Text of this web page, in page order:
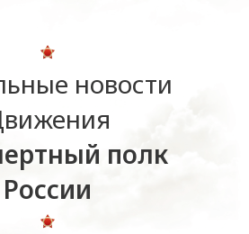
новости
полк
России